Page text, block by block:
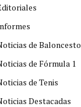
de Baloncesto
de Fórmula 1
de Tenis
Destacadas